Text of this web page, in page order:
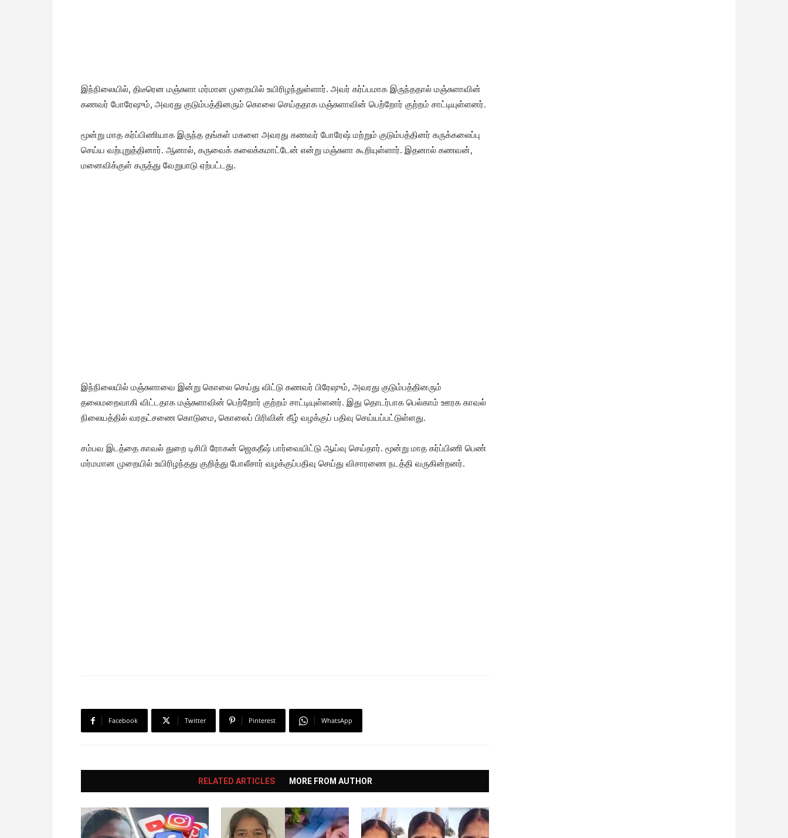
இந்நிலையில், திடீரென மஞ்சுளா மர்மான முறையில் உயிரிழந்துள்ளார். அவர் கர்ப்பமாக இருந்ததால் மஞ்சுளாவின்
கணவர் போரேஷும், அவரது குடும்பத்தினரும் கொலை செய்ததாக மஞ்சுளாவின் பெற்றோர் குற்றம் சாட்டியுள்ளனர்.
மூன்று மாத கர்ப்பிணியாக இருந்த தங்கள் மகளை அவரது கணவர் போரேஷ் மற்றும் குடும்பத்தினர் கருக்கலைப்பு
செய்ய வற்புறுத்தினார். ஆனால், கருவைக் கலைக்கமாட்டேன் என்று மஞ்சுளா கூறியுள்ளார். இதனால் கணவன்,
மனைவிக்குள் கருத்து வேறுபாடு ஏற்பட்டது.
இந்நிலையில் மஞ்சுளாவை இன்று கொலை செய்து விட்டு கணவர் பிரேஷும், அவரது குடும்பத்தினரும்
தலைமறைவாகி விட்டதாக மஞ்சுளாவின் பெற்றோர் குற்றம் சாட்டியுள்ளனர். இது தொடர்பாக பெல்காம் ஊரக காவல்
நிலையத்தில் வரதட்சணை கொடுமை, கொலைப் பிரிவின் கீழ் வழக்குப் பதிவு செய்யப்பட்டுள்ளது.
சம்பவ இடத்தை காவல் துறை டிசிபி ரோகன் ஜெகதீஷ் பார்வையிட்டு ஆய்வு செய்தார். மூன்று மாத கர்ப்பிணி பெண்
மர்மமான முறையில் உயிரிழந்தது குறித்து போலீசார் வழக்குப்பதிவு செய்து விசாரணை நடத்தி வருகின்றனர்.
Facebook Twitter Pinterest WhatsApp
RELATED ARTICLES MORE FROM AUTHOR